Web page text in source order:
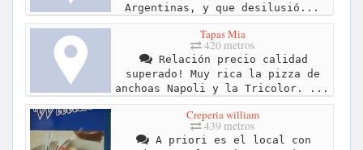
Argentinas, y que desilusió...
Tapas Mia
420 metros
Relación precio calidad
superado! Muy rica la pizza de
anchoas Napoli y la Tricolor. ...
Creperia william
439 metros
A priori es el local con